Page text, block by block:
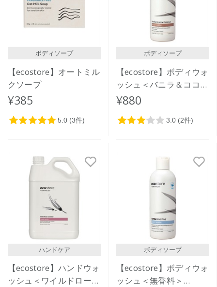
ボディソープ
【ecostore】オートミル
クソープ
¥385
ボディソープ
【ecostore】ボディウォ
ッシュ＜バニラ＆ココナ
ッツ＞350ｍL
¥880
ハンドケア
【ecostore】ハンドウォ
ッシュ＜ワイルドローズ
ボディソープ
【ecostore】ボディウォ
ッシュ＜無香料＞